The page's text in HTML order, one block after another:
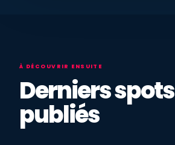
À DÉCOUVRIR ENSUITE
Derniers spots
publiés